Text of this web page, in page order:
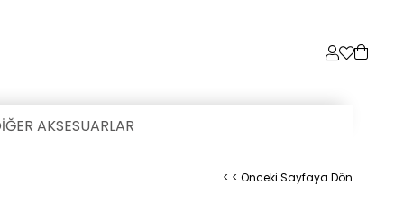
AKSESUARLAR
< < Önceki Sayfaya Dön